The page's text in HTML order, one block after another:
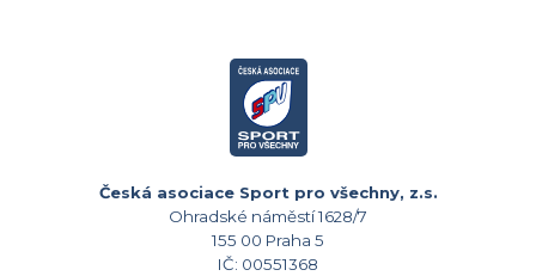
Česká asociace Sport pro všechny, z.s.
Ohradské náměstí 1628/7
155 00 Praha 5
IČ: 00551368